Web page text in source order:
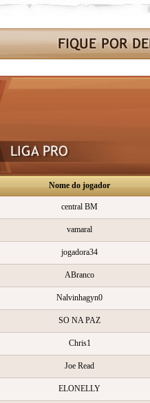
Nome do jogador
central BM
vamaral
jogadora34
ABranco
Nalvinhagyn0
SO NA PAZ
Chris1
Joe Read
ELONELLY